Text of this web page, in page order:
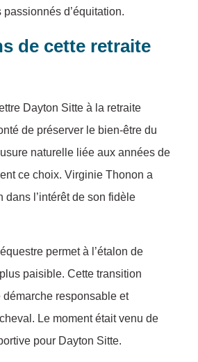
passionnés d’équitation.
de cette retraite
Dayton Sitte à la retraite
de préserver le bien-être du
naturelle liée aux années de
ce choix. Virginie Thonon a
dans l’intérêt de son fidèle
permet à l’étalon de
paisible. Cette transition
démarche responsable et
Le moment était venu de
pour Dayton Sitte.